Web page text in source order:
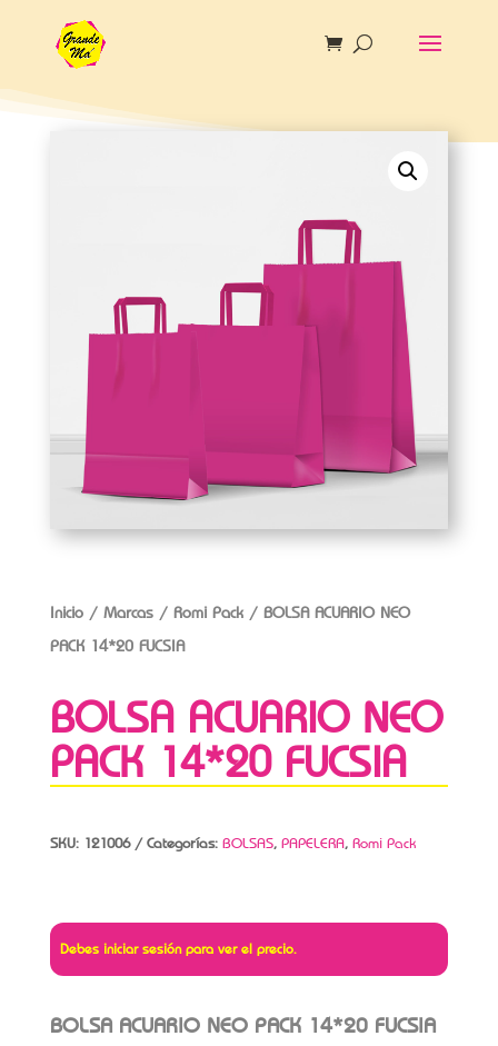
Inicio/ Marcas/ Romi Pack/ BOLSA ACUARIO NEO
PACK 14*20 FUCSIA
BOLSA ACUARIO NEO
PACK 14*20 FUCSIA
SKU: 121006 Categorías: BOLSAS, PAPELERA, Romi Pack
Debes iniciar sesión para ver el precio.
BOLSA ACUARIO NEO PACK 14*20 FUCSIA